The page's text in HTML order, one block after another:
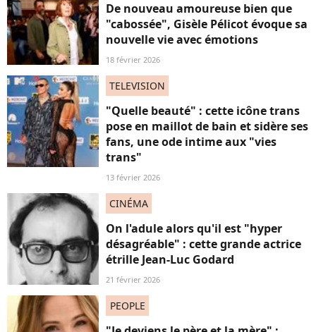
De nouveau amoureuse bien que
"cabossée", Gisèle Pélicot évoque sa
nouvelle vie avec émotions
18 février 2026
TELEVISION
"Quelle beauté" : cette icône trans
pose en maillot de bain et sidère ses
fans, une ode intime aux "vies
trans"
13 février 2026
CINÉMA
On l'adule alors qu'il est "hyper
désagréable" : cette grande actrice
étrille Jean-Luc Godard
21 février 2026
PEOPLE